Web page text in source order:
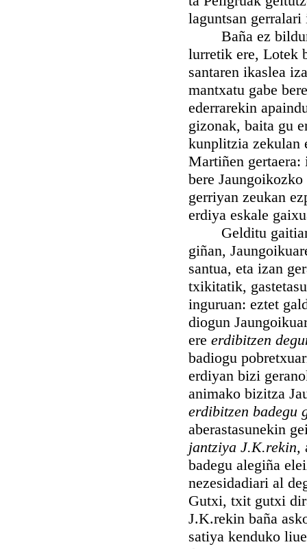
laguntsan
Baña ez
lurretik ere, Lotek
santaren ikaslea
mantxatu gabe
ederrarekin
gizonak, baita gu
kunplitzia zekulan
Martiñen gertaera:
bere
gerriyan zeukan
erdiya eskale
Gelditu gaitian
giñan,
santua, eta izan
txikitatik,
inguruan: eztet
diogun
ere erdibitzen
badiogu
erdiyan bizi
animako bizitza
erdibitzen
aberastasunekin
jantziya J.K.rekin,
badegu alegiña
nezesidadiari al
Gutxi, txit gutxi
J.K.rekin baña
satiya kenduko